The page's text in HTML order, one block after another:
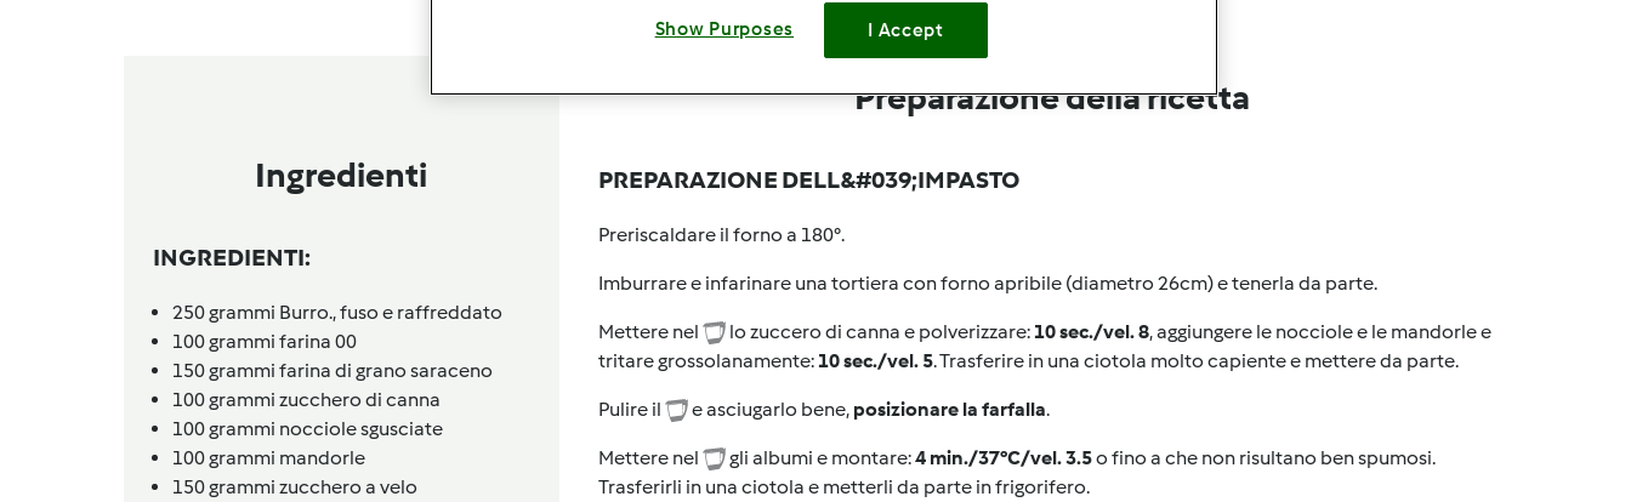
Ingredienti
INGREDIENTI:
250grammi Burro.,fuso e raffreddato
100grammi farina 00
150grammi farina di grano saraceno
100grammi zucchero di canna
100grammi nocciole sgusciate
100grammi mandorle
150grammi zucchero a velo
Preparazione della ricetta
PREPARAZIONE DELL&#039;IMPASTO
Preriscaldare il forno a 180°.
Imburrare e infarinare una tortiera con forno apribile (diametro 26cm) e tenerla da parte.
Mettere nel lo zuccero di canna e polverizzare: 10 sec./vel. 8, aggiungere le nocciole e le mandorle e
tritare grossolanamente: 10 sec./vel. 5. Trasferire in una ciotola molto capiente e mettere da parte.
Pulire il e asciugarlo bene, posizionare la farfalla.
Mettere nel gli albumi e montare:4 min./37°C/vel. 3.5o fino a che non risultano ben spumosi.
Trasferirli in una ciotola e metterli da parte in frigorifero.
Show Purposes I Accept